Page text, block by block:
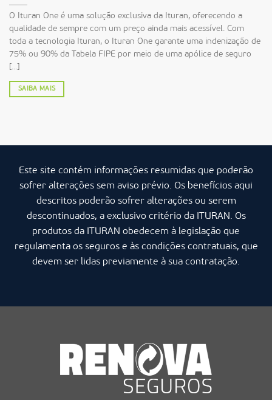
O Ituran One é uma solução exclusiva da Ituran, oferecendo a
qualidade de sempre com um preço ainda mais acessível. Com
toda a tecnologia Ituran, o Ituran One garante uma indenização de
75% ou 90% da Tabela FIPE por meio de uma apólice de seguro
[...]
SAIBA MAIS
Este site contém informações resumidas que poderão
sofrer alterações sem aviso prévio. Os benefícios aqui
descritos poderão sofrer alterações ou serem
descontinuados, a exclusivo critério da ITURAN. Os
produtos da ITURAN obedecem à legislação que
regulamenta os seguros e às condições contratuais, que
devem ser lidas previamente à sua contratação.